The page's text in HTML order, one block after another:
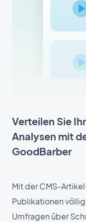
Verteilen Sie
Analysen mit
GoodBarber
Mit der CMS-
Publikationen
Umfragen über